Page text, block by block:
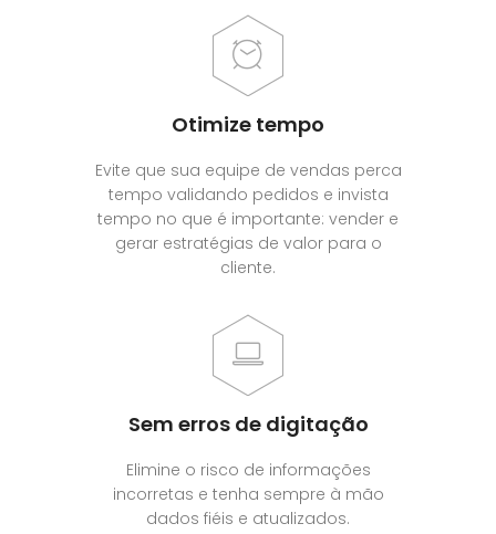
Otimize tempo
Evite que sua equipe de vendas perca
tempo validando pedidos e invista
tempo no que é importante: vender e
gerar estratégias de valor para o
cliente.
Sem erros de digitação
Elimine o risco de informações
incorretas e tenha sempre à mão
dados fiéis e atualizados.